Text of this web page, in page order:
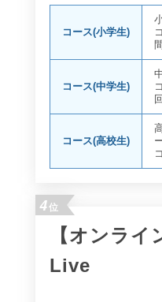
コース(小学生)
コース(中学生)
コース(高校生)
4位
【オンライ
Live